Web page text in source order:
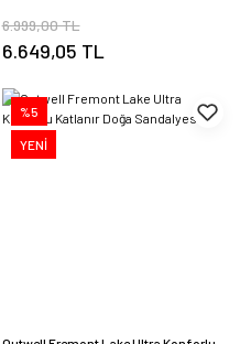
6.999,00 TL
6.649,05 TL
%5
YENİ